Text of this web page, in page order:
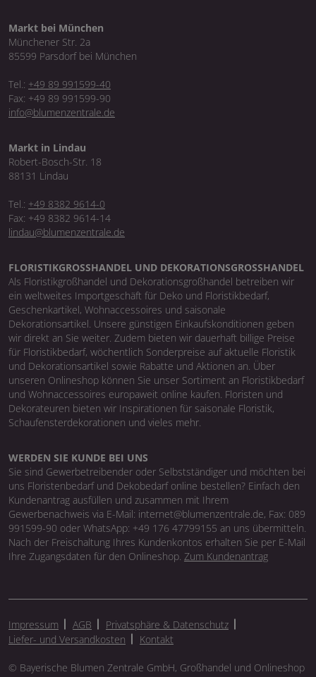
Markt bei München
Münchener Str. 2a
85599 Parsdorf bei München
Tel.: +49 89 991599-40
Fax: +49 89 991599-90
info@blumenzentrale.de
Markt in Lindau
Robert-Bosch-Str. 18
88131 Lindau
Tel.: +49 8382 9614-0
Fax: +49 8382 9614-14
lindau@blumenzentrale.de
FLORISTIKGROSSHANDEL UND DEKORATIONSGROSSHANDEL
Als Floristikgroßhandel und Dekorationsgroßhandel betreiben wir
ein weltweites Importgeschäft für Deko und Floristikbedarf,
Geschenkartikel, Wohnaccessoires und saisonale
Dekorationsartikel. Unsere günstigen Einkaufskonditionen geben
wir direkt an Sie weiter. Zudem bieten wir dauerhaft billige Preise
für Floristikbedarf, wöchentlich Sonderpreise auf aktuelle Floristik
und Dekorationsartikel sowie Rabatte und Aktionen an. Über
unseren Onlineshop können Sie unser Sortiment an Floristikbedarf
und Wohnaccessoires europaweit online kaufen. Floristen und
Dekorateuren bieten wir Inspirationen für saisonale Floristik,
Schaufensterdekorationen und vieles mehr.
WERDEN SIE KUNDE BEI UNS
Sie sind Gewerbetreibender oder Selbstständiger und möchten bei
uns Floristenbedarf und Dekobedarf online bestellen? Einfach den
Kundenantrag ausfüllen und zusammen mit Ihrem
Gewerbenachweis via E-Mail: internet@blumenzentrale.de, Fax: 089
991599-90 oder WhatsApp: +49 176 47799155 an uns übermitteln.
Nach der Freischaltung Ihres Kundenkontos erhalten Sie per E-Mail
Ihre Zugangsdaten für den Onlineshop. Zum Kundenantrag
Impressum AGB
Privatsphäre & Datenschutz
Liefer- und Versandkosten
Kontakt
© Bayerische Blumen Zentrale GmbH, Großhandel und Onlineshop